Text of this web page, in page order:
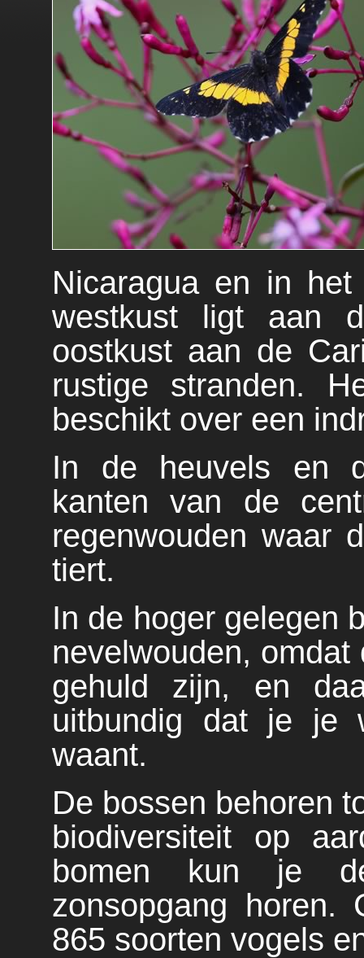
Nicaragua en in
westkust ligt aan
oostkust aan de
rustige stranden.
beschikt over een
In de heuvels en
kanten van de
regenwouden waar
tiert.
In de hoger gelegen
nevelwouden,
gehuld zijn, en
uitbundig dat je je
waant.
De bossen behoren
biodiversiteit op
bomen kun je
zonsopgang
865 soorten vogels